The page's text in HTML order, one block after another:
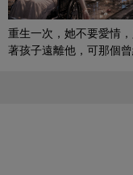
重生一次，她不要愛情
著孩子遠離他，可那個曾